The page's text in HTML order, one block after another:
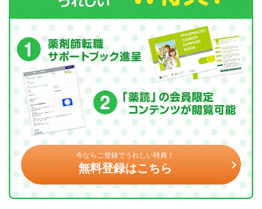
今ならご登録でうれしい特典！
無料登録はこちら